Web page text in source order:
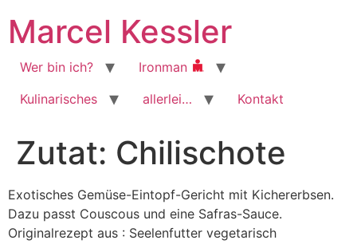
Inhalt
wechseln
Marcel Kessler
Wer bin ich?
Ironman
Kulinarisches
allerlei… Kontakt
Zutat: Chilischote
Exotisches Gemüse-Eintopf-Gericht mit Kichererbsen.
Dazu passt Couscous und eine Safras-Sauce.
Originalrezept aus : Seelenfutter vegetarisch